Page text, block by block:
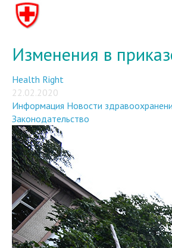
Изменения в
Health Right
22.02.2020
Информация Новости
Законодательство